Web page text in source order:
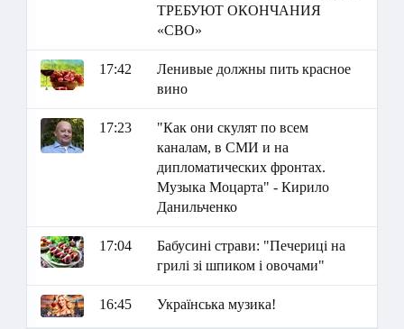
ТРЕБУЮТ ОКОНЧАНИЯ
«СВО»
17:42
Ленивые должны пить красное
вино
17:23
"Как они скулят по всем
каналам, в СМИ и на
дипломатических фронтах.
Музыка Моцарта" - Кирило
Данильченко
17:04
Бабусині страви: "Печериці на
грилі зі шпиком і овочами"
16:45 Українська музика!